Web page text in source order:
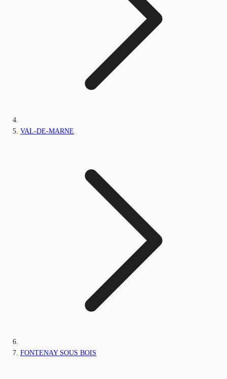
VAL-DE-MARNE
FONTENAY SOUS BOIS